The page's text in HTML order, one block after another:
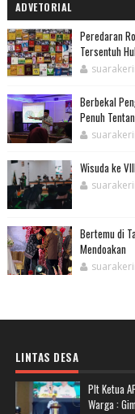
ADVETORIAL
Peredaran
Tersentuh
Berbekal
Penuh
Wisuda ke
Bertemu di
Mendoakan
LINTAS DESA
Plt Ketua
Warga :